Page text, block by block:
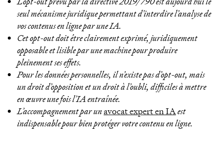
seul mécanisme juridique permettant d’interdire l’analyse de
vos contenus en ligne par une IA.
Cet opt-out doit être clairement exprimé, juridiquement
opposable et lisible par une machine pour produire
pleinement ses effets.
Pour les données personnelles, il n’existe pas d’opt-out, mais
un droit d’opposition et un droit à l’oubli, difficiles à mettre
en œuvre une fois l’IA entraînée.
L’accompagnement par unavocat expert en IAest
indispensable pour bien protéger votre contenu en ligne.